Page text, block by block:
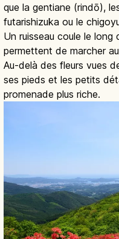
que la gentiane (rindō),
futarishizuka ou le
Un ruisseau coule le
permettent de marcher
Au-delà des fleurs vues
ses pieds et les petits
promenade plus riche.